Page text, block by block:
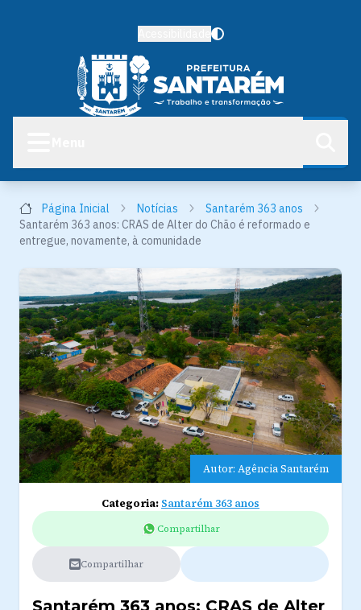
Página Inicial Notícias
Santarém 363 anos
Santarém 363 anos: CRAS de Alter do Chão é reformado e
entregue, novamente, à comunidade
Autor: Agência Santarém
Categoria: Santarém 363 anos
Compartilhar
Compartilhar
Santarém 363 anos: CRAS de Alter